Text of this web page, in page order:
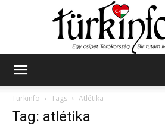
Türkinfo
Tags Atlétika
Tag: atlétika